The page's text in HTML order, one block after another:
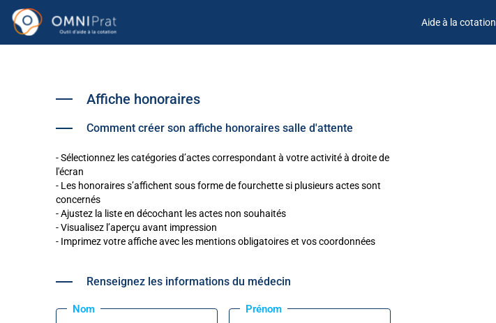
Aide à la cotation
Affiche honoraires
Comment créer son affiche honoraires salle d'attente
- Sélectionnez les catégories d’actes correspondant à votre activité à droite de
l'écran
- Les honoraires s’affichent sous forme de fourchette si plusieurs actes sont
concernés
- Ajustez la liste en décochant les actes non souhaités
- Visualisez l’aperçu avant impression
- Imprimez votre affiche avec les mentions obligatoires et vos coordonnées
Renseignez les informations du médecin
Nom Prénom